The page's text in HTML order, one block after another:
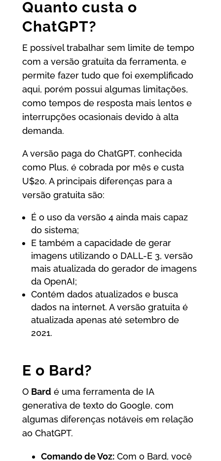
Quanto custa o
ChatGPT?
E possível trabalhar sem limite de tempo
com a versão gratuita da ferramenta, e
permite fazer tudo que foi exemplificado
aqui, porém possui algumas limitações,
como tempos de resposta mais lentos e
interrupções ocasionais devido à alta
demanda.
A versão paga do ChatGPT, conhecida
como Plus, é cobrada por mês e custa
U$20. A principais diferenças para a
versão gratuita são:
É o uso da versão 4 ainda mais capaz
do sistema;
E também a capacidade de gerar
imagens utilizando o DALL-E 3, versão
mais atualizada do gerador de imagens
da OpenAI;
Contém dados atualizados e busca
dados na internet. A versão gratuita é
atualizada apenas até setembro de
2021.
E o Bard?
O Bard é uma ferramenta de IA
generativa de texto do Google, com
algumas diferenças notáveis em relação
ao ChatGPT.
Comando de Voz:Com o Bard, você